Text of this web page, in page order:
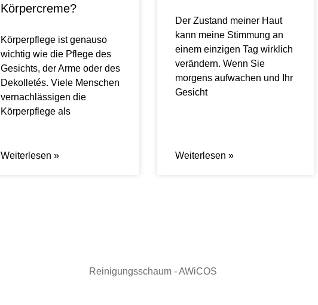
Körpercreme?
Körperpflege ist genauso
wichtig wie die Pflege des
Gesichts, der Arme oder des
Dekolletés. Viele Menschen
vernachlässigen die
Körperpflege als
Weiterlesen »
Der Zustand meiner Haut
kann meine Stimmung an
einem einzigen Tag wirklich
verändern. Wenn Sie
morgens aufwachen und Ihr
Gesicht
Weiterlesen »